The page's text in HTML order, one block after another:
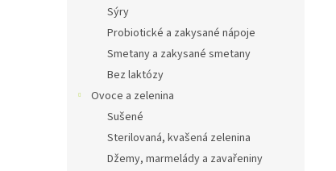
Sýry
Probiotické a zakysané nápoje
Smetany a zakysané smetany
Bez laktózy
Ovoce a zelenina
Sušené
Sterilovaná, kvašená zelenina
Džemy, marmelády a zavařeniny